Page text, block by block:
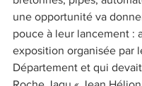
une opportunité va
pouce à leur lancement :
exposition organisée par
Département et qui